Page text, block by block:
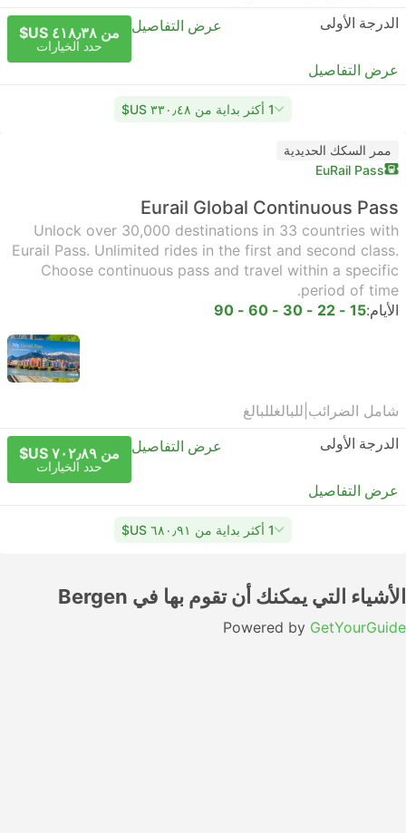
الدرجة الأولى
عرض التفاصيل من ٤١٨٫٣٨ US$
حدد الخيارات
عرض التفاصيل
1 أكثر بداية من ٣٣٠٫٤٨ US$
ممر السكك الحديدية
EuRail Pass
Eurail Global Continuous Pass
Unlock over 30,000 destinations in 33 countries with
Eurail Pass. Unlimited rides in the first and second class.
Choose continuous pass and travel within a specific
period of time.
الأيام:15 - 22 - 30 - 60 - 90
شامل الضرائب للبالغللبالغ
الدرجة الأولى
عرض التفاصيل من ٧٠٢٫٨٩ US$
حدد الخيارات
عرض التفاصيل
1 أكثر بداية من ٦٨٠٫٩١ US$
الأشياء التي يمكنك أن تقوم بها في Bergen
Powered by GetYourGuide